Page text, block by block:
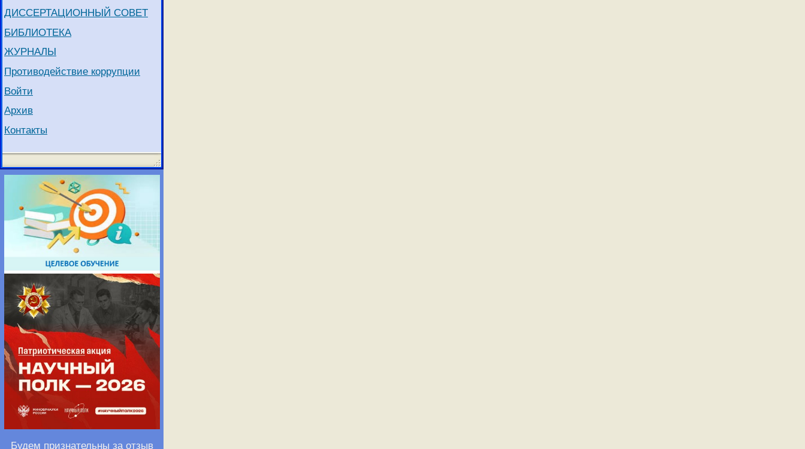
ДИССЕРТАЦИОННЫЙ СОВЕТ
БИБЛИОТЕКА
ЖУРНАЛЫ
Противодействие коррупции
Войти
Архив
Контакты
Будем признательны за отзыв